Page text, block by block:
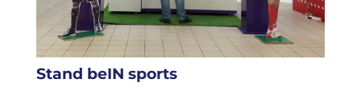
Stand beIN sports